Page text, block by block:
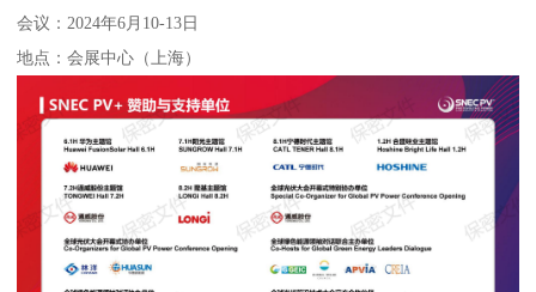
会议：2024年6月10-13日
地点：会展中心（上海）